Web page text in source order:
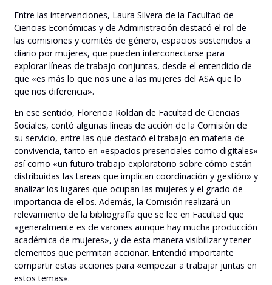
Entre las intervenciones, Laura Silvera de la Facultad de
Ciencias Económicas y de Administración destacó el rol de
las comisiones y comités de género, espacios sostenidos a
diario por mujeres, que pueden interconectarse para
explorar líneas de trabajo conjuntas, desde el entendido de
que «es más lo que nos une a las mujeres del ASA que lo
que nos diferencia».
En ese sentido, Florencia Roldan de Facultad de Ciencias
Sociales, contó algunas líneas de acción de la Comisión de
su servicio, entre las que destacó el trabajo en materia de
convivencia, tanto en «espacios presenciales como digitales»
así como «un futuro trabajo exploratorio sobre cómo están
distribuidas las tareas que implican coordinación y gestión» y
analizar los lugares que ocupan las mujeres y el grado de
importancia de ellos. Además, la Comisión realizará un
relevamiento de la bibliografía que se lee en Facultad que
«generalmente es de varones aunque hay mucha producción
académica de mujeres», y de esta manera visibilizar y tener
elementos que permitan accionar. Entendió importante
compartir estas acciones para «empezar a trabajar juntas en
estos temas».